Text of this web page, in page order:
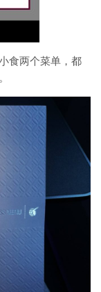
食两个菜单，都